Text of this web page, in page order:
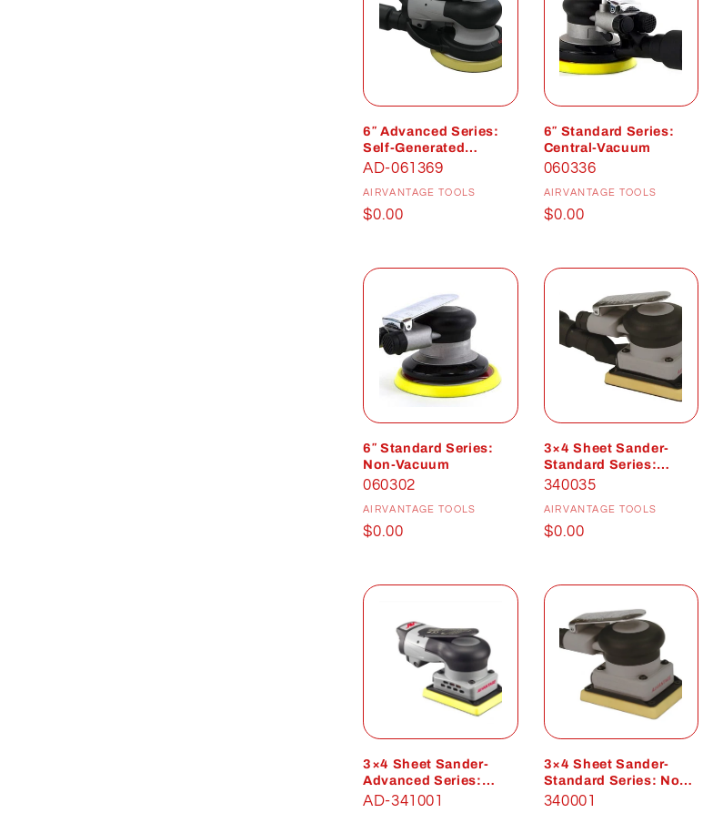
6″ Advanced Series:
Self-Generated
Vacuum
AD-061369Distributeur :
AIRVANTAGE TOOLS
Prix
$0.00
6″ Standard Series:
Central-Vacuum
060336Distributeur :
AIRVANTAGE TOOLS
Prix
$0.00
6″ Standard Series:
Non-Vacuum
060302Distributeur :
AIRVANTAGE TOOLS
Prix
$0.00
3×4 Sheet Sander-
Standard Series:
Central-Vacuum
340035Distributeur :
AIRVANTAGE TOOLS
Prix
$0.00
3×4 Sheet Sander-
Advanced Series:
Non-Vacuum
AD-341001
3×4 Sheet Sander-
Standard Series: Non-
Vacuum
340001